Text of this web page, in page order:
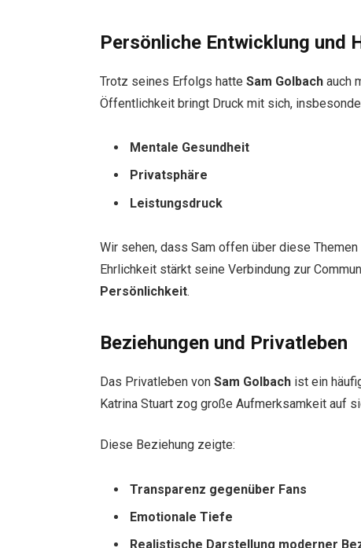
Persönliche Entwicklung und
Trotz seines Erfolgs hatteSam Golbach auch
Öffentlichkeit bringt Druck mit sich,
Mentale Gesundheit
Privatsphäre
Leistungsdruck
Wir sehen, dass Sam offen über diese
Ehrlichkeit stärkt seine Verbindung zur
Persönlichkeit.
Beziehungen und Privatleben
Das Privatleben vonSam Golbach ist ein
Katrina Stuart zog große Aufmerksamkeit auf
Diese Beziehung zeigte:
Transparenz gegenüber Fans
Emotionale Tiefe
Realistische Darstellung moderner